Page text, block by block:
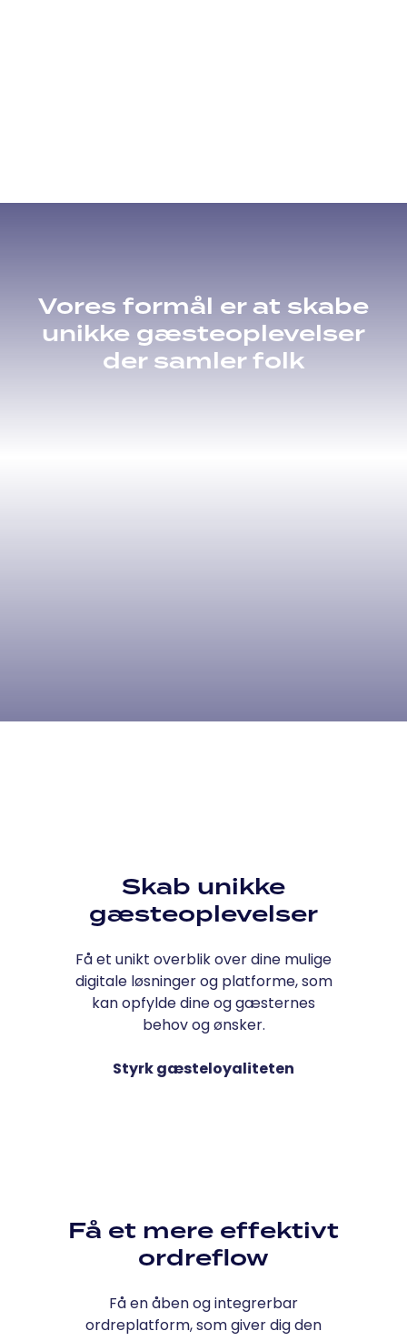
Vores formål er at skabe
unikke gæsteoplevelser
der samler folk
Skab unikke
gæsteoplevelser
Få et unikt overblik over dine mulige
digitale løsninger og platforme, som
kan opfylde dine og gæsternes
behov og ønsker.
Styrk gæsteloyaliteten
Få et mere effektivt
ordreflow
Få en åben og integrerbar
ordreplatform, som giver dig den